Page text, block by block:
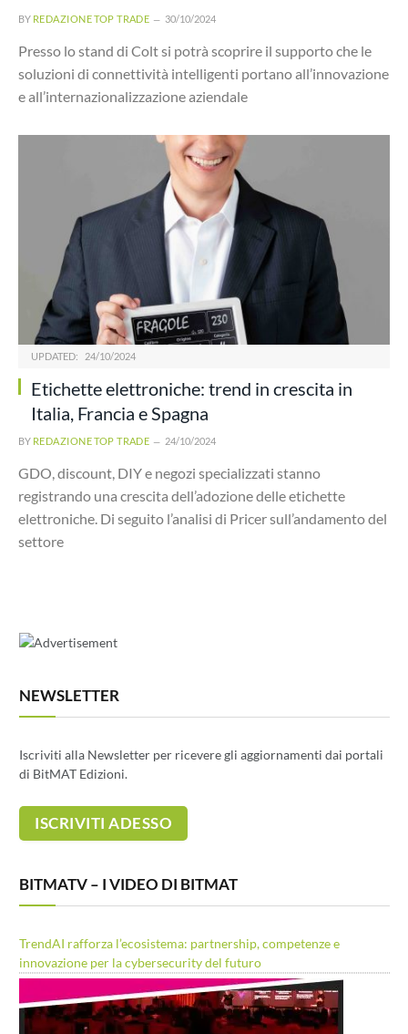
BY REDAZIONE TOP TRADE 30/10/2024
Presso lo stand di Colt si potrà scoprire il supporto che le
soluzioni di connettività intelligenti portano all’innovazione
e all’internazionalizzazione aziendale
UPDATED: 24/10/2024
Etichette elettroniche: trend in crescita in
Italia, Francia e Spagna
BY REDAZIONE TOP TRADE 24/10/2024
GDO, discount, DIY e negozi specializzati stanno
registrando una crescita dell’adozione delle etichette
elettroniche. Di seguito l’analisi di Pricer sull’andamento del
settore
NEWSLETTER
Iscriviti alla Newsletter per ricevere gli aggiornamenti dai portali
di BitMAT Edizioni.
BITMATV – I VIDEO DI BITMAT
TrendAI rafforza l’ecosistema: partnership, competenze e
innovazione per la cybersecurity del futuro